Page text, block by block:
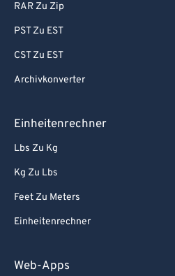
RAR Zu Zip
PST Zu EST
CST Zu EST
Archivkonverter
Einheitenrechner
Lbs Zu Kg
Kg Zu Lbs
Feet Zu Meters
Einheitenrechner
Web-Apps